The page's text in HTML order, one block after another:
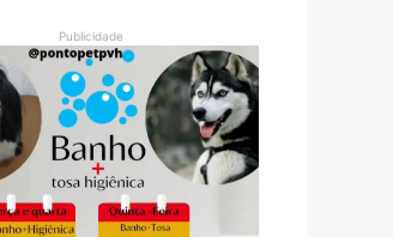
Publicidade